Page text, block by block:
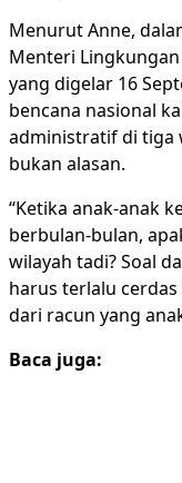
Menurut Anne,
Menteri
yang digelar 16
bencana nasional
administratif di tiga
bukan alasan.
“Ketika anak-anak
berbulan-bulan,
wilayah tadi? Soal
harus terlalu
dari racun yang
Baca juga: